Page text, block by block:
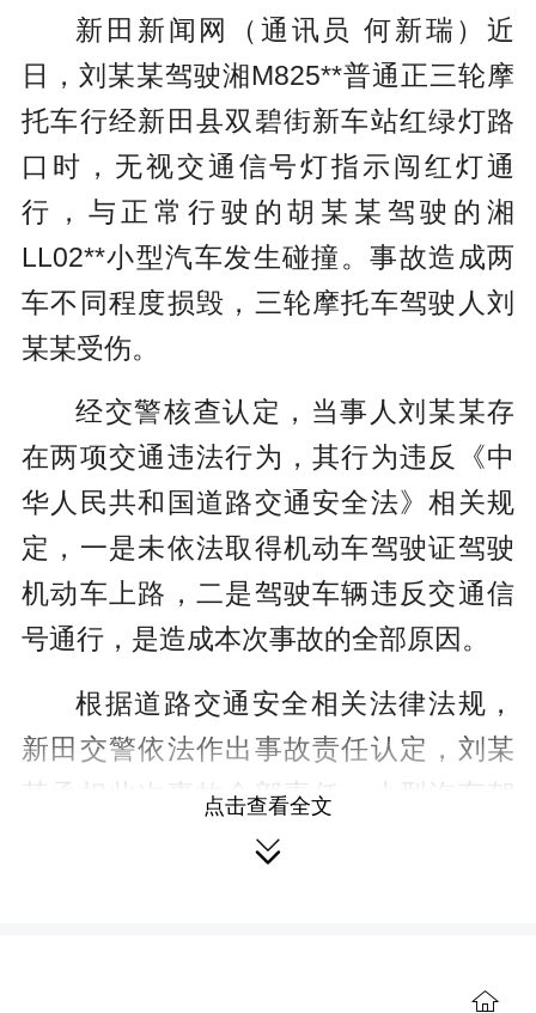
新田新闻网（通讯员 何新瑞）近
日，刘某某驾驶湘M825**普通正三轮摩
托车行经新田县双碧街新车站红绿灯路
口时，无视交通信号灯指示闯红灯通
行，与正常行驶的胡某某驾驶的湘
LL02**小型汽车发生碰撞。事故造成两
车不同程度损毁，三轮摩托车驾驶人刘
某某受伤。
经交警核查认定，当事人刘某某存
在两项交通违法行为，其行为违反《中
华人民共和国道路交通安全法》相关规
定，一是未依法取得机动车驾驶证驾驶
机动车上路，二是驾驶车辆违反交通信
号通行，是造成本次事故的全部原因。
根据道路交通安全相关法律法规，
新田交警依法作出事故责任认定，刘某
某承担此次事故全部责任，小型汽车驾
驶人胡某某无责任，事故造成的所有损
动车范畴，上路行驶必须持证驾驶、依
点击查看全文
